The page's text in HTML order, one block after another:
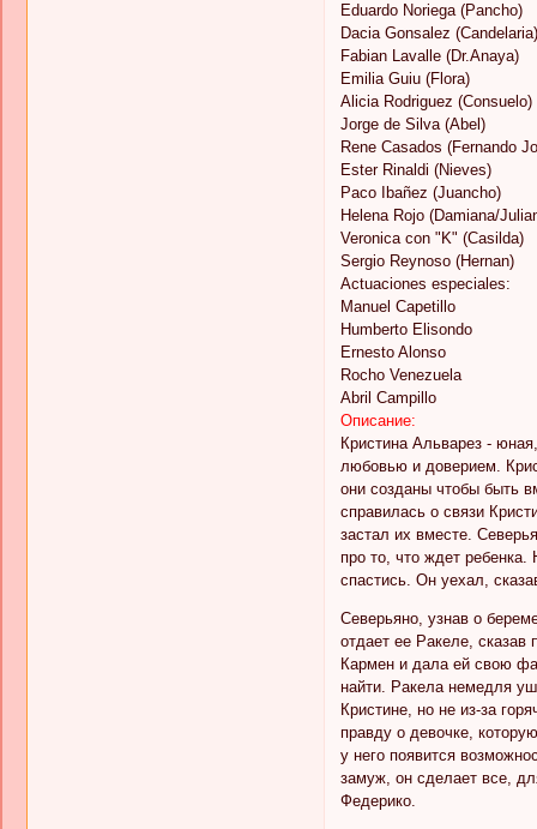
Eduardo Noriega (Pancho)
Dacia Gonsalez (Candelaria)
Fabian Lavalle (Dr.Anaya)
Emilia Guiu (Flora)
Alicia Rodriguez (Consuelo)
Jorge de Silva (Abel)
Rene Casados (Fernando
Ester Rinaldi (Nieves)
Paco Ibañez (Juancho)
Helena Rojo (Damiana/
Veronica con "K" (Casilda)
Sergio Reynoso (Hernan)
Actuaciones especiales:
Manuel Capetillo
Humberto Elisondo
Ernesto Alonso
Rocho Venezuela
Abril Campillo
Описание:
Кристина Альварез -
любовью и доверием.
они созданы чтобы быть
справилась о связи
застал их вместе.
про то, что ждет ребенка.
спастись. Он уехал,
Северьяно, узнав о
отдает ее Ракеле, сказав
Кармен и дала ей свою
найти. Ракела немедля
Кристине, но не из-за
правду о девочке,
у него появится
замуж, он сделает все,
Федерико.